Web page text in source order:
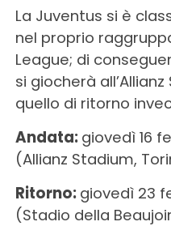
La Juventus si è
nel proprio
League; di
si giocherà
quello di ritorno
Andata: giovedì 16
(Allianz Stadium,
Ritorno: giovedì 23
(Stadio della